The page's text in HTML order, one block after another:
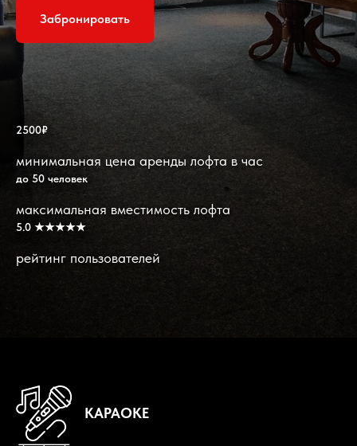
Забронировать
2500₽
минимальная цена аренды лофта в час
до 50 человек
максимальная вместимость лофта
5.0 ★★★★★
рейтинг пользователей
КАРАОКЕ